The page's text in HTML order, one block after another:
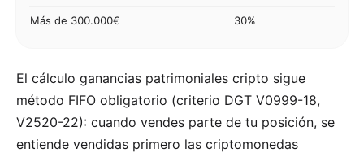
Más de 300.000€ 30%
El cálculo ganancias patrimoniales cripto sigue
método FIFO obligatorio (criterio DGT V0999-18,
V2520-22): cuando vendes parte de tu posición, se
entiende vendidas primero las criptomonedas